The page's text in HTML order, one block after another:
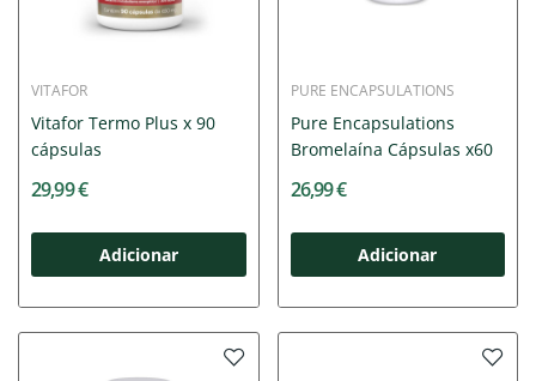
VITAFOR
Vitafor Termo Plus x 90
cápsulas
29,99 €
Adicionar
PURE ENCAPSULATIONS
Pure Encapsulations
Bromelaína Cápsulas x60
26,99 €
Adicionar